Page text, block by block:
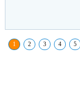
1 2 3 4 5